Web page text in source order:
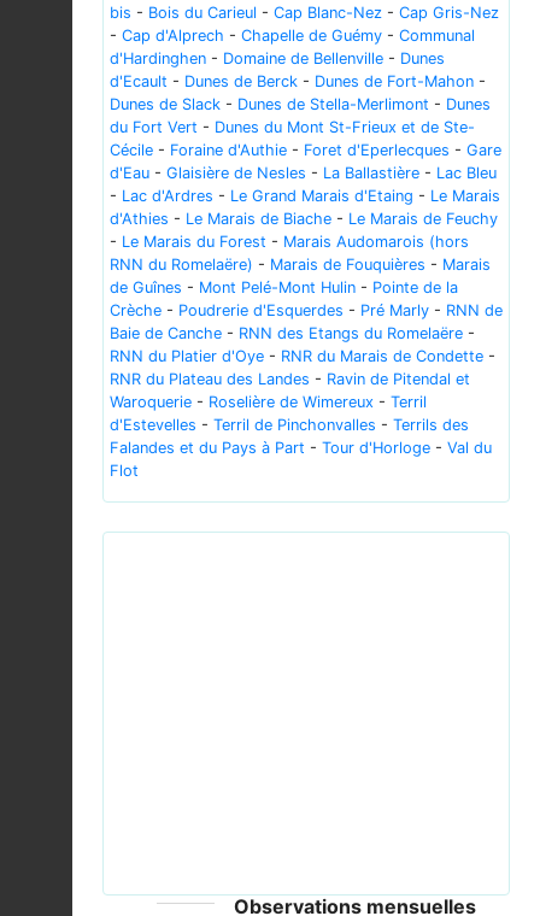
bis - Bois du Carieul - Cap Blanc-Nez - Cap Gris-Nez
- Cap d'Alprech - Chapelle de Guémy - Communal
d'Hardinghen - Domaine de Bellenville - Dunes
d'Ecault - Dunes de Berck - Dunes de Fort-Mahon -
Dunes de Slack - Dunes de Stella-Merlimont - Dunes
du Fort Vert - Dunes du Mont St-Frieux et de Ste-
Cécile - Foraine d'Authie - Foret d'Eperlecques - Gare
d'Eau - Glaisière de Nesles - La Ballastière - Lac Bleu
- Lac d'Ardres - Le Grand Marais d'Etaing - Le Marais
d'Athies - Le Marais de Biache - Le Marais de Feuchy
- Le Marais du Forest - Marais Audomarois (hors
RNN du Romelaëre) - Marais de Fouquières - Marais
de Guînes - Mont Pelé-Mont Hulin - Pointe de la
Crèche - Poudrerie d'Esquerdes - Pré Marly - RNN de
Baie de Canche - RNN des Etangs du Romelaëre -
RNN du Platier d'Oye - RNR du Marais de Condette -
RNR du Plateau des Landes - Ravin de Pitendal et
Waroquerie - Roselière de Wimereux - Terril
d'Estevelles - Terril de Pinchonvalles - Terrils des
Falandes et du Pays à Part - Tour d'Horloge - Val du
Flot
Observations mensuelles